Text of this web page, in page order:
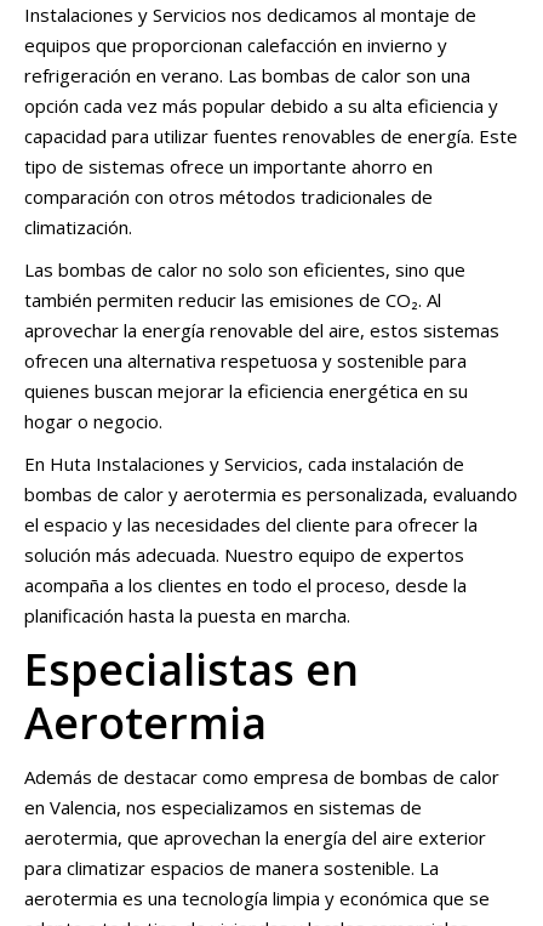
Instalaciones y Servicios nos dedicamos al montaje de
equipos que proporcionan calefacción en invierno y
refrigeración en verano. Las bombas de calor son una
opción cada vez más popular debido a su alta eficiencia y
capacidad para utilizar fuentes renovables de energía. Este
tipo de sistemas ofrece un importante ahorro en
comparación con otros métodos tradicionales de
climatización.
Las bombas de calor no solo son eficientes, sino que
también permiten reducir las emisiones de CO₂. Al
aprovechar la energía renovable del aire, estos sistemas
ofrecen una alternativa respetuosa y sostenible para
quienes buscan mejorar la eficiencia energética en su
hogar o negocio.
En Huta Instalaciones y Servicios, cada instalación de
bombas de calor y aerotermia es personalizada, evaluando
el espacio y las necesidades del cliente para ofrecer la
solución más adecuada. Nuestro equipo de expertos
acompaña a los clientes en todo el proceso, desde la
planificación hasta la puesta en marcha.
Especialistas en
Aerotermia
Además de destacar como empresa de bombas de calor
en Valencia, nos especializamos en sistemas de
aerotermia, que aprovechan la energía del aire exterior
para climatizar espacios de manera sostenible. La
aerotermia es una tecnología limpia y económica que se